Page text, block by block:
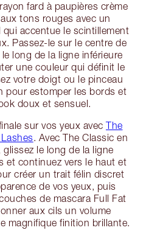
fard à paupières crème
tons rouges avec un
accentue le scintillement
Passez-le sur le centre de
long de la ligne inférieure
une couleur qui définit le
votre doigt ou le pinceau
pour estomper les bords et
doux et sensuel.
sur vos yeux avec The
. Avec The Classic en
le long de la ligne
et continuez vers le haut et
créer un trait félin discret
de vos yeux, puis
de mascara Full Fat
aux cils un volume
magnifique finition brillante.